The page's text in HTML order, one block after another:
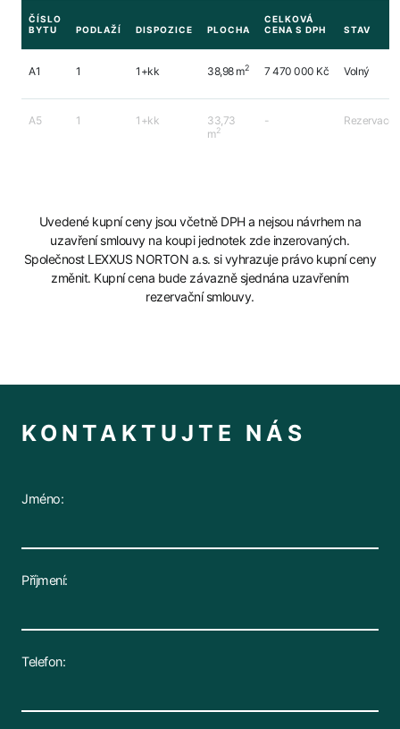
ČÍSLO
BYTU
PODLAŽÍ DISPOZICE PLOCHA
CELKOVÁ
CENA S DPH
STAV
A1 1 1+kk 38,98 m2 7 470 000 Kč Volný
A5 1 1+kk
33,73
m2
- Rezervace
Uvedené kupní ceny jsou včetně DPH a nejsou návrhem na
uzavření smlouvy na koupi jednotek zde inzerovaných.
Společnost LEXXUS NORTON a.s. si vyhrazuje právo kupní ceny
změnit. Kupní cena bude závazně sjednána uzavřením
rezervační smlouvy.
KONTAKTUJTE NÁS
Jméno:
Příjmení:
Telefon: